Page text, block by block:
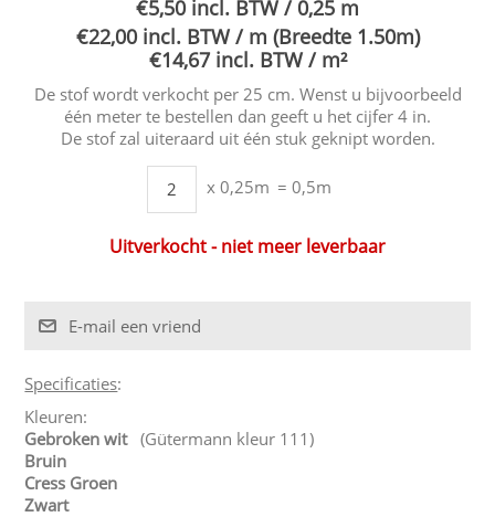
€5,50 incl. BTW / 0,25 m
€22,00 incl. BTW / m (Breedte 1.50m)
€14,67 incl. BTW / m²
De stof wordt verkocht per 25 cm. Wenst u bijvoorbeeld
één meter te bestellen dan geeft u het cijfer 4 in.
De stof zal uiteraard uit één stuk geknipt worden.
x 0,25m = 0,5m
Uitverkocht - niet meer leverbaar
Specificaties:
Kleuren:
Gebroken wit (Gütermann kleur 111)
Bruin
Cress Groen
Zwart